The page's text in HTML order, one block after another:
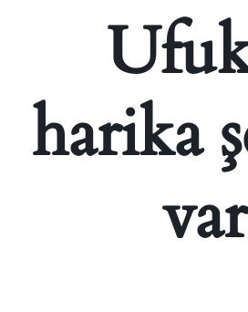
harika
var